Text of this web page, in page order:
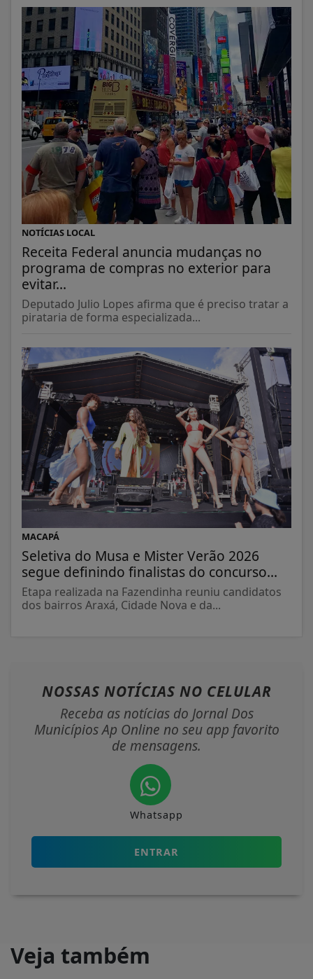
NOTÍCIAS LOCAL
Receita Federal anuncia mudanças no
programa de compras no exterior para
evitar...
Deputado Julio Lopes afirma que é preciso tratar a
pirataria de forma especializada...
MACAPÁ
Seletiva do Musa e Mister Verão 2026
segue definindo finalistas do concurso...
Etapa realizada na Fazendinha reuniu candidatos
dos bairros Araxá, Cidade Nova e da...
NOSSAS NOTÍCIAS NO CELULAR
Receba as notícias do Jornal Dos
Municípios Ap Online no seu app favorito
de mensagens.
Whatsapp
ENTRAR
Veja também